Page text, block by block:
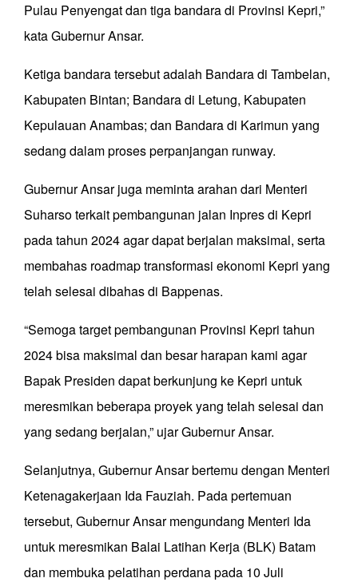
Pulau Penyengat dan tiga bandara di Provinsi Kepri,”
kata Gubernur Ansar.
Ketiga bandara tersebut adalah Bandara di Tambelan,
Kabupaten Bintan; Bandara di Letung, Kabupaten
Kepulauan Anambas; dan Bandara di Karimun yang
sedang dalam proses perpanjangan runway.
Gubernur Ansar juga meminta arahan dari Menteri
Suharso terkait pembangunan jalan Inpres di Kepri
pada tahun 2024 agar dapat berjalan maksimal, serta
membahas roadmap transformasi ekonomi Kepri yang
telah selesai dibahas di Bappenas.
“Semoga target pembangunan Provinsi Kepri tahun
2024 bisa maksimal dan besar harapan kami agar
Bapak Presiden dapat berkunjung ke Kepri untuk
meresmikan beberapa proyek yang telah selesai dan
yang sedang berjalan,” ujar Gubernur Ansar.
Selanjutnya, Gubernur Ansar bertemu dengan Menteri
Ketenagakerjaan Ida Fauziah. Pada pertemuan
tersebut, Gubernur Ansar mengundang Menteri Ida
untuk meresmikan Balai Latihan Kerja (BLK) Batam
dan membuka pelatihan perdana pada 10 Juli